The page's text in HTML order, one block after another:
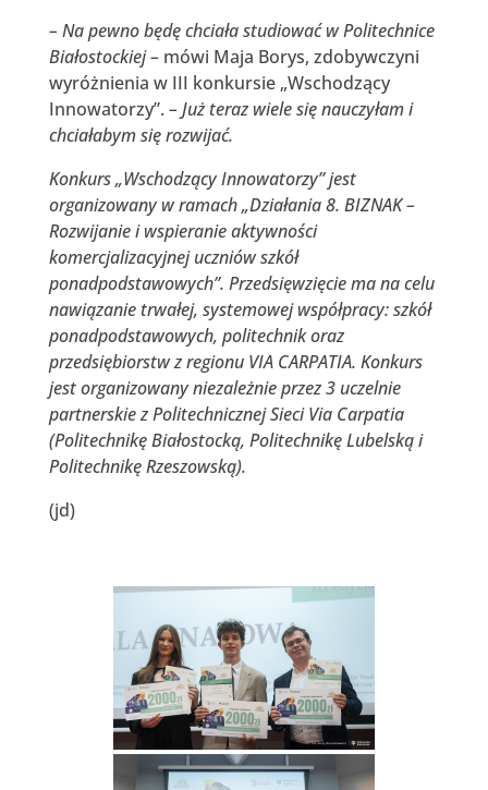
– Na pewno będę chciała studiować w Politechnice
Białostockiej – mówi Maja Borys, zdobywczyni
wyróżnienia w III konkursie „Wschodzący
Innowatorzy”. – Już teraz wiele się nauczyłam i
chciałabym się rozwijać.
Konkurs „Wschodzący Innowatorzy” jest
organizowany w ramach „Działania 8. BIZNAK –
Rozwijanie i wspieranie aktywności
komercjalizacyjnej uczniów szkół
ponadpodstawowych”. Przedsięwzięcie ma na celu
nawiązanie trwałej, systemowej współpracy: szkół
ponadpodstawowych, politechnik oraz
przedsiębiorstw z regionu VIA CARPATIA. Konkurs
jest organizowany niezależnie przez 3 uczelnie
partnerskie z Politechnicznej Sieci Via Carpatia
(Politechnikę Białostocką, Politechnikę Lubelską i
Politechnikę Rzeszowską).
(jd)